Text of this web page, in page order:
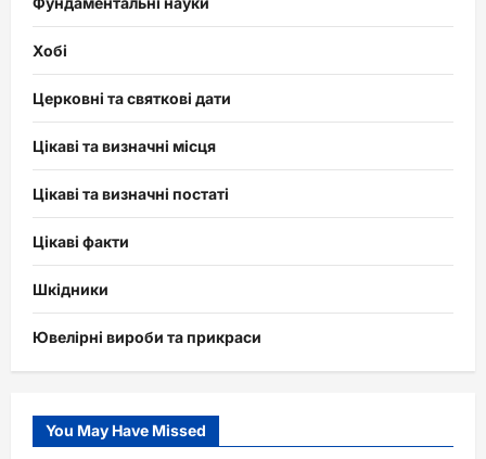
Хобі
Церковні та святкові дати
Цікаві та визначні місця
Цікаві та визначні постаті
Цікаві факти
Шкідники
Ювелірні вироби та прикраси
You May Have Missed